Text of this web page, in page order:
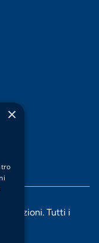
azioni. Tutti i
×